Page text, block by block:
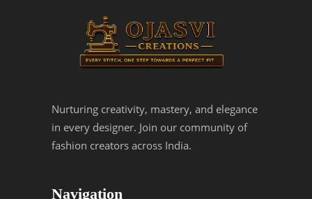
Nurturing creativity, mastery, and elegance
in every designer. Join our community of
fashion creators across India.
Navigation